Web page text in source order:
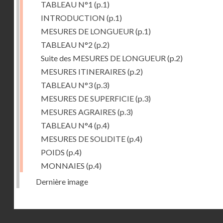
TABLEAU N°1 (p.1)
INTRODUCTION (p.1)
MESURES DE LONGUEUR (p.1)
TABLEAU N°2 (p.2)
Suite des MESURES DE LONGUEUR (p.2)
MESURES ITINERAIRES (p.2)
TABLEAU N°3(p.3)
MESURES DE SUPERFICIE(p.3)
MESURES AGRAIRES (p.3)
TABLEAU N°4(p.4)
MESURES DE SOLIDITE(p.4)
POIDS (p.4)
MONNAIES (p.4)
Dernière image